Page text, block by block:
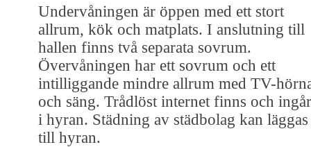
Undervåningen är öppen med ett stort
allrum, kök och matplats. I anslutning till
hallen finns två separata sovrum.
Övervåningen har ett sovrum och ett
intilliggande mindre allrum med TV-
och säng. Trådlöst internet finns och ingår
i hyran. Städning av städbolag kan läggas
till hyran.